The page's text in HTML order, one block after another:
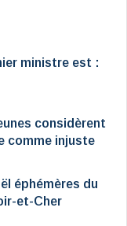
ministre est :
considèrent
comme injuste
éphémères du
et-Cher